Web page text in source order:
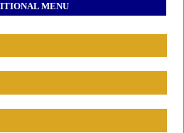
MENU